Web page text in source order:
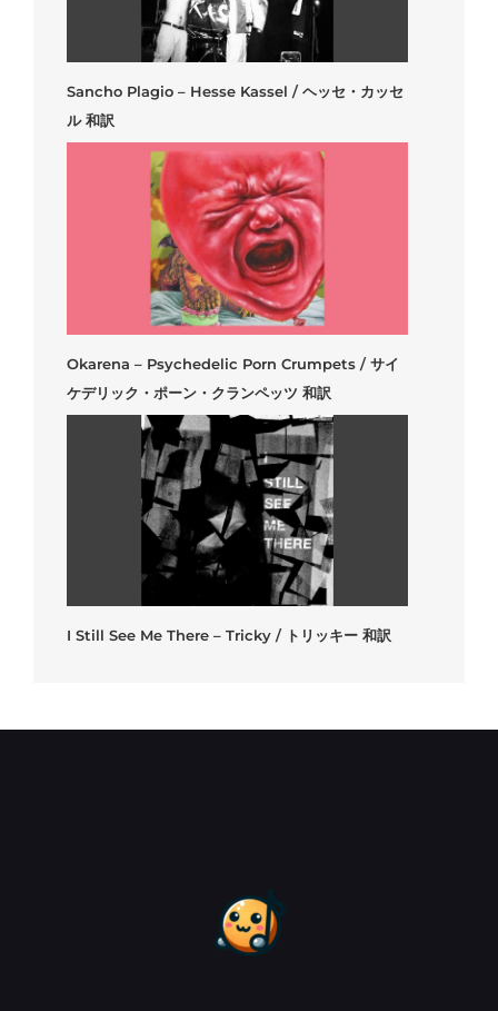
Sancho Plagio – Hesse Kassel / ヘッセ・カッセ
ル 和訳
Okarena – Psychedelic Porn Crumpets / サイ
ケデリック・ポーン・クランペッツ 和訳
I Still See Me There – Tricky / トリッキー 和訳